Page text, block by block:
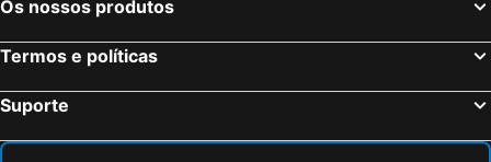
Nápoles, Campanha Hotéis
Palermo, Sicília Hotéis
Cagliari, Sardenha Hotéis
Os nossos produtos
Termos e políticas
Suporte